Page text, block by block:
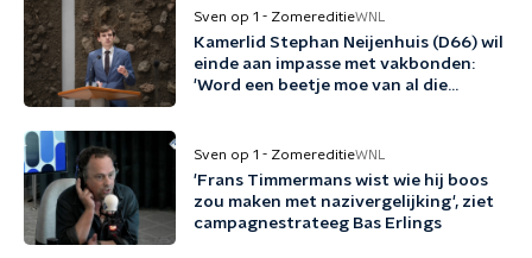
Sven op 1 - ZomereditieWNL
Kamerlid Stephan Neijenhuis (D66) wil
einde aan impasse met vakbonden:
'Word een beetje moe van al die
Sven op 1 - ZomereditieWNL
'Frans Timmermans wist wie hij boos
zou maken met nazivergelijking', ziet
campagnestrateeg Bas Erlings